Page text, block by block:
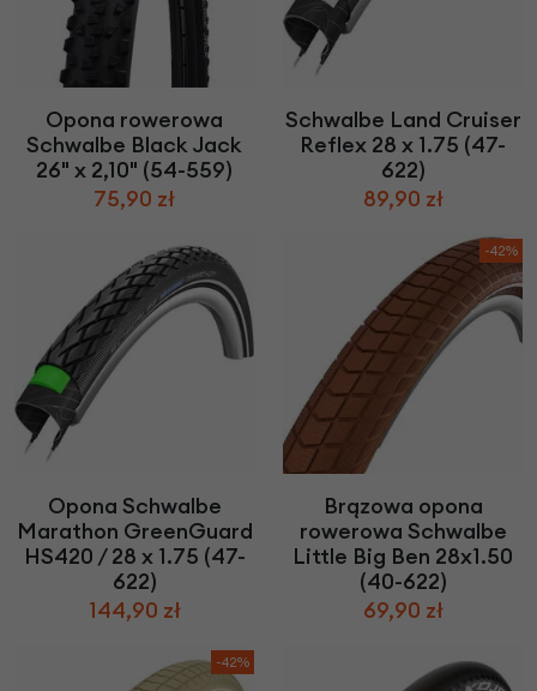
Opona rowerowa
Schwalbe Black Jack
26" x 2,10" (54-559)
75,90 zł
Schwalbe Land Cruiser
Reflex 28 x 1.75 (47-
622)
89,90 zł
Opona Schwalbe
Marathon GreenGuard
HS420 / 28 x 1.75 (47-
622)
144,90 zł
-42%
Brązowa opona
rowerowa Schwalbe
Little Big Ben 28x1.50
(40-622)
69,90 zł
-42%